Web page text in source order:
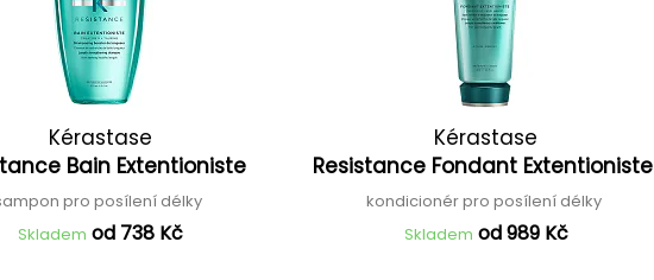
Kérastase
Bain Extentioniste
pro posílení délky
Skladem od 738 Kč
Kérastase
Resistance Fondant Extentioniste
kondicionér pro posílení délky
Skladem od 989 Kč